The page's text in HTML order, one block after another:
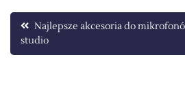
Nawigacja
wpisu
Najlepsze akcesoria do
studio